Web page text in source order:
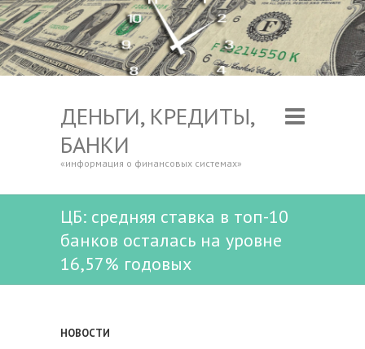
ДЕНЬГИ, КРЕДИТЫ,
БАНКИ
«информация о финансовых системах»
ЦБ: средняя ставка в топ-10
банков осталась на уровне
16,57% годовых
НОВОСТИ